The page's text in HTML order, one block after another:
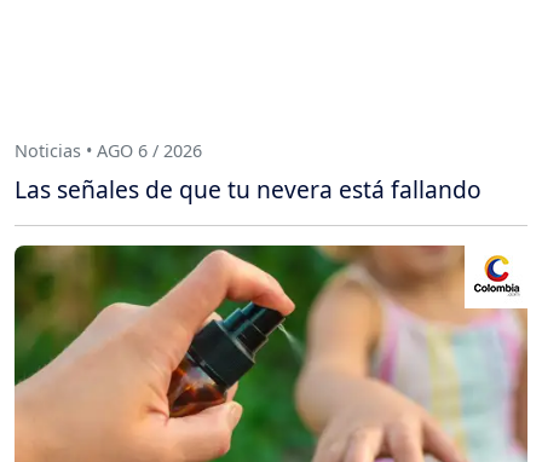
Noticias • AGO 6 / 2026
Las señales de que tu nevera está fallando